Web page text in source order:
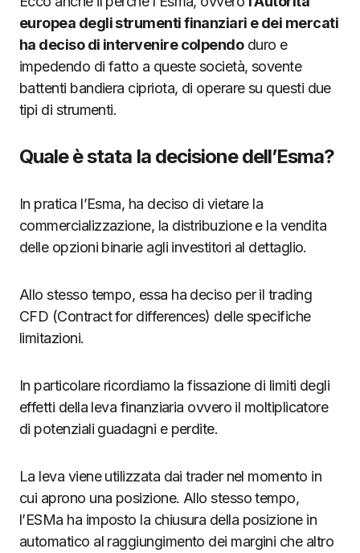
europea degli strumenti finanziari e dei mercati
ha deciso di intervenire colpendoduro e
impedendo di fatto a queste società, sovente
battenti bandiera cipriota, di operare su questi due
tipi di strumenti.
Quale è stata la decisione dell’Esma?
In pratica l’Esma, ha deciso di vietare la
commercializzazione, la distribuzione e la vendita
delle opzioni binarie agli investitori al dettaglio.
Allo stesso tempo, essa ha deciso per il trading
CFD (Contract for differences) delle specifiche
limitazioni.
In particolare ricordiamo la fissazione di limiti degli
effetti della leva finanziaria ovvero il moltiplicatore
di potenziali guadagni e perdite.
La leva viene utilizzata dai trader nel momento in
cui aprono una posizione. Allo stesso tempo,
l’ESMa ha imposto la chiusura della posizione in
automatico al raggiungimento dei margini che altro